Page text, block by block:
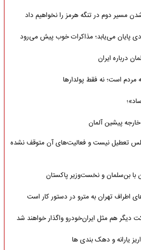
مسیر دوم در تنگه هرمز را نخواهیم داد
پایان می‌یابد؛ مذاکرات خوب پیش می‌رود
درباره ایران
است؛ نه فقط پولدارها
پیشین آلمان
تعطیل نیست و فعالیت‌های آن متوقف نشده
با بن‌سلمان و نخست‌وزیر پاکستان
اطراف تهران به مترو در دستور کار است
دیگر هم مثل ایران‌خودرو واگذار خواهند شد
یارانه و دهک بندی ها